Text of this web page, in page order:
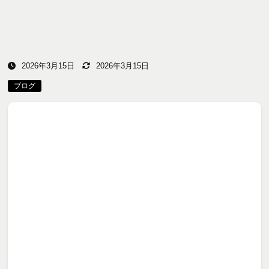
2026年3月15日 2026年3月15日
ブログ